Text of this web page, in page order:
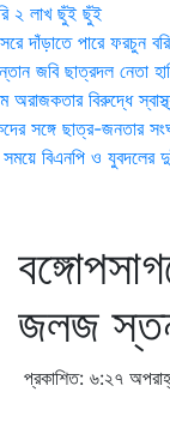
২ লাখ ছুঁই ছুঁই
দাঁড়াতে পারে ফরচুন
জবি ছাত্রদল নেতা
অরাজকতার বিরুদ্ধে
সঙ্গে ছাত্র-জনতার
বিএনপি ও যুবদলের দুই
জলজ
প্রকাশিত: ৬:২৭